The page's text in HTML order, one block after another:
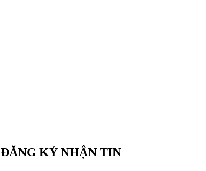
ĐĂNG KÝ NHẬN TIN